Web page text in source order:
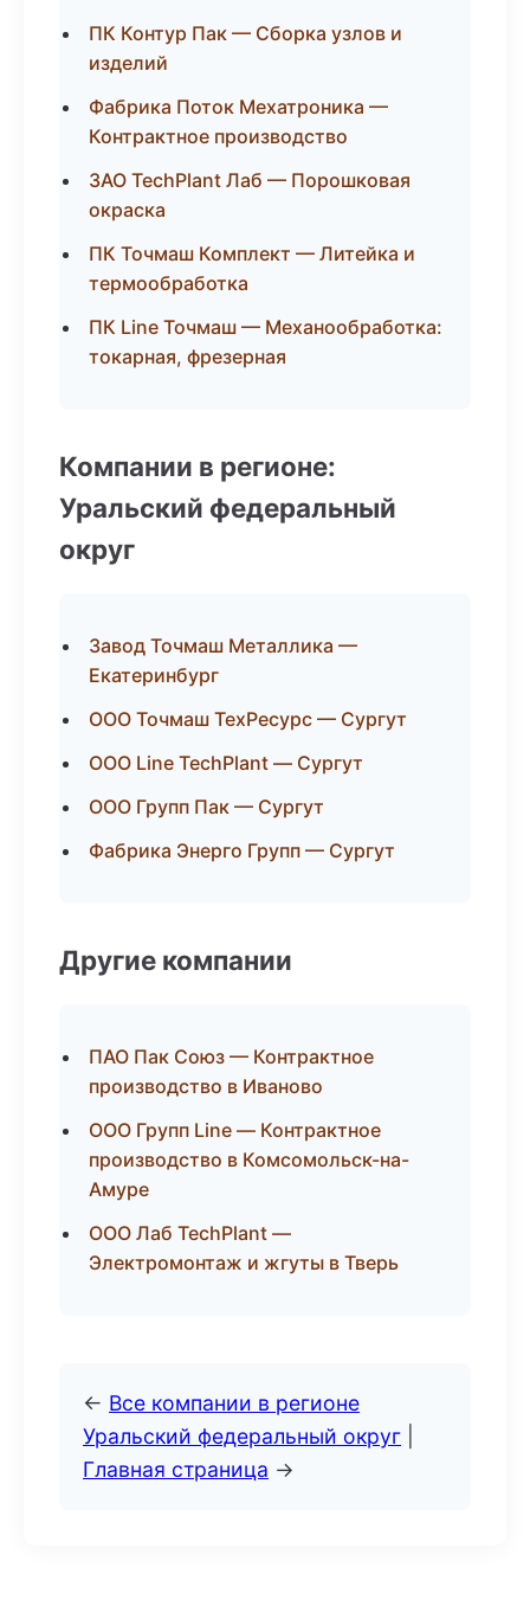
ПК Контур Пак — Сборка узлов и
изделий
Фабрика Поток Мехатроника —
Контрактное производство
ЗАО TechPlant Лаб — Порошковая
окраска
ПК Точмаш Комплект — Литейка и
термообработка
ПК Line Точмаш — Механообработка:
токарная, фрезерная
Компании в регионе:
Уральский федеральный
округ
Завод Точмаш Металлика —
Екатеринбург
ООО Точмаш ТехРесурс — Сургут
ООО Line TechPlant — Сургут
ООО Групп Пак — Сургут
Фабрика Энерго Групп — Сургут
Другие компании
ПАО Пак Союз — Контрактное
производство в Иваново
ООО Групп Line — Контрактное
производство в Комсомольск-на-
Амуре
ООО Лаб TechPlant —
Электромонтаж и жгуты в Тверь
← Все компании в регионе
Уральский федеральный округ
Главная страница →